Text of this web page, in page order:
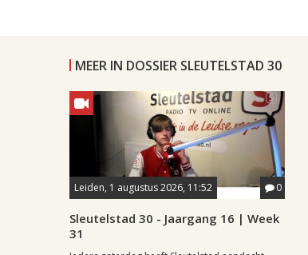
MEER IN DOSSIER SLEUTELSTAD 30
Leiden, 1 augustus 2026, 11:52 0
Sleutelstad 30 - Jaargang 16 | Week
31